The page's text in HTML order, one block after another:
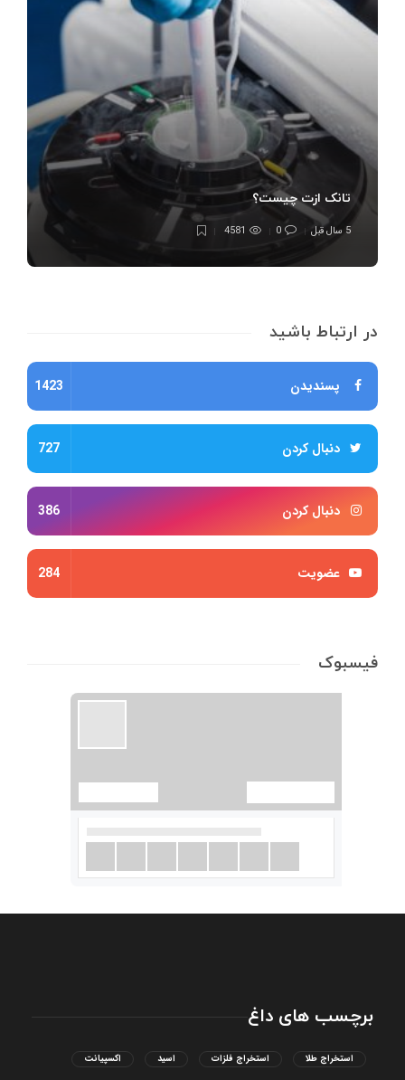
تانک ازت چیست؟
5 سال قبل 0
4581
در ارتباط باشید
پسندیدن 1423
دنبال کردن 727
دنبال کردن 386
عضویت 284
فیسبوک
برچسب های داغ
استخراج طلا استخراج فلزات اسید اکسپیانت